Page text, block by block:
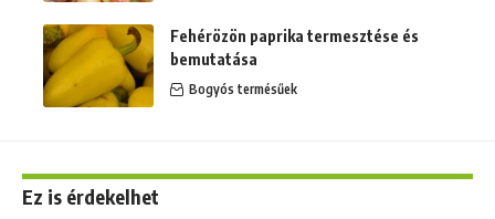
Fehérözön paprika termesztése és
bemutatása
Bogyós termésűek
Ez is érdekelhet